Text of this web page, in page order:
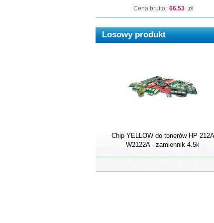
Cena brutto: 66.53 zł
Losowy produkt
Chip YELLOW do tonerów HP 212A
W2122A - zamiennik 4.5k